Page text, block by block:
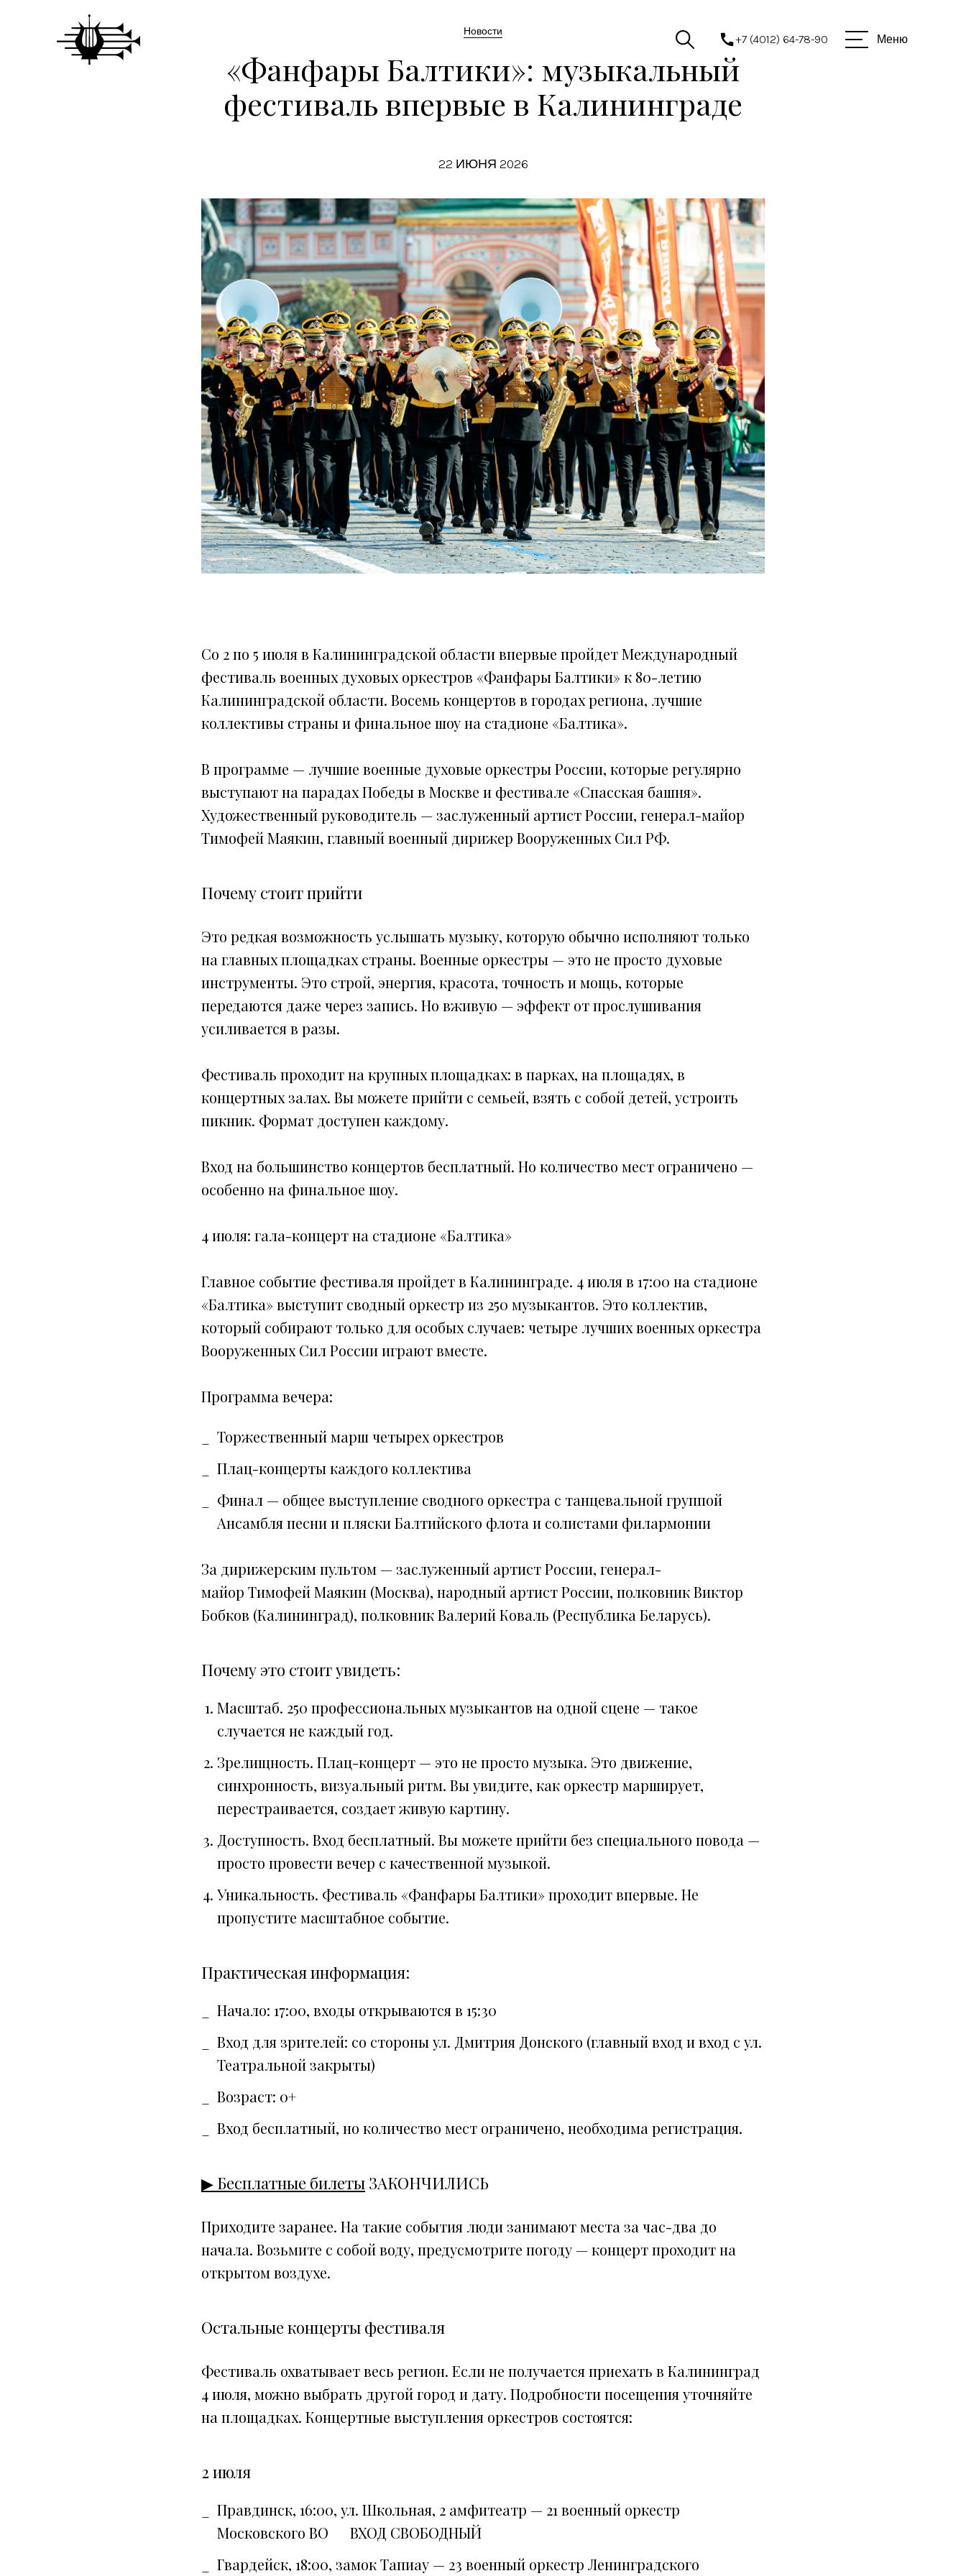
+7 (4012) 64-78-90 Меню
Новости
«Фанфары Балтики»: музыкальный
фестиваль впервые в Калининграде
22 ИЮНЯ 2026
Со 2 по 5 июля в Калининградской области впервые пройдет Международный
фестиваль военных духовых оркестров «Фанфары Балтики» к 80-летию
Калининградской области. Восемь концертов в городах региона, лучшие
коллективы страны и финальное шоу на стадионе «Балтика».
В программе — лучшие военные духовые оркестры России, которые регулярно
выступают на парадах Победы в Москве и фестивале «Спасская башня».
Художественный руководитель — заслуженный артист России, генерал-майор
Тимофей Маякин, главный военный дирижер Вооруженных Сил РФ.
Почему стоит прийти
Это редкая возможность услышать музыку, которую обычно исполняют только
на главных площадках страны. Военные оркестры — это не просто духовые
инструменты. Это строй, энергия, красота, точность и мощь, которые
передаются даже через запись. Но вживую — эффект от прослушивания
усиливается в разы.
Фестиваль проходит на крупных площадках: в парках, на площадях, в
концертных залах. Вы можете прийти с семьей, взять с собой детей, устроить
пикник. Формат доступен каждому.
Вход на большинство концертов бесплатный. Но количество мест ограничено —
особенно на финальное шоу.
4 июля: гала-концерт на стадионе «Балтика»
Главное событие фестиваля пройдет в Калининграде. 4 июля в 17:00 на стадионе
«Балтика» выступит сводный оркестр из 250 музыкантов. Это коллектив,
который собирают только для особых случаев: четыре лучших военных оркестра
Вооруженных Сил России играют вместе.
Программа вечера:
Торжественный марш четырех оркестров
Плац-концерты каждого коллектива
Финал — общее выступление сводного оркестра с танцевальной группой
Ансамбля песни и пляски Балтийского флота и солистами филармонии
За дирижерским пультом — заслуженный артист России, генерал-
майор Тимофей Маякин (Москва), народный артист России, полковник Виктор
Бобков (Калининград), полковник Валерий Коваль (Республика Беларусь).
Почему это стоит увидеть:
Масштаб. 250 профессиональных музыкантов на одной сцене — такое
случается не каждый год.
Зрелищность. Плац-концерт — это не просто музыка. Это движение,
синхронность, визуальный ритм. Вы увидите, как оркестр марширует,
перестраивается, создает живую картину.
Доступность. Вход бесплатный. Вы можете прийти без специального повода —
просто провести вечер с качественной музыкой.
Уникальность. Фестиваль «Фанфары Балтики» проходит впервые. Не
пропустите масштабное событие.
Практическая информация:
Начало: 17:00, входы открываются в 15:30
Вход для зрителей: со стороны ул. Дмитрия Донского (главный вход и вход с ул.
Театральной закрыты)
Возраст: 0+
Вход бесплатный, но количество мест ограничено, необходима регистрация.
▶ Бесплатные билеты ЗАКОНЧИЛИСЬ
Приходите заранее. На такие события люди занимают места за час-два до
начала. Возьмите с собой воду, предусмотрите погоду — концерт проходит на
открытом воздухе.
Остальные концерты фестиваля
Фестиваль охватывает весь регион. Если не получается приехать в Калининград
4 июля, можно выбрать другой город и дату. Подробности посещения уточняйте
на площадках. Концертные выступления оркестров состоятся:
2 июля
Правдинск, 16:00, ул. Школьная, 2 амфитеатр — 21 военный оркестр
Московского ВО ВХОД СВОБОДНЫЙ
Гвардейск, 18:00, замок Тапиау — 23 военный оркестр Ленинградского